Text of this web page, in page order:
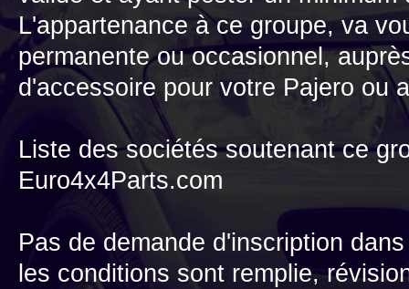
L'appartenance à ce groupe, va
permanente ou occasionnel,
d'accessoire pour votre Pajero ou
Liste des sociétés soutenant ce
Euro4x4Parts.com
Pas de demande d'inscription
les conditions sont remplie,